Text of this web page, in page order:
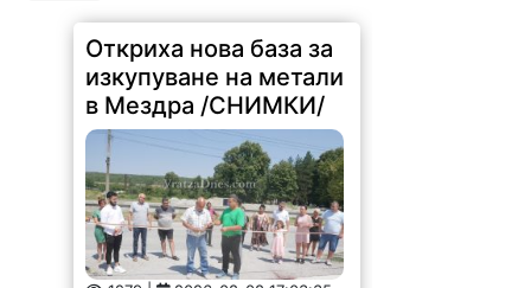
1279 | 2026-08-08 17:03:35
Днес официално бе открита нова
база за изкупуване на метали в
Мездра. Тя е собственост на
фирма "Илтон-Мездра" ЕООД на
младия предприемач Антон
Асенов. Той официално преряза